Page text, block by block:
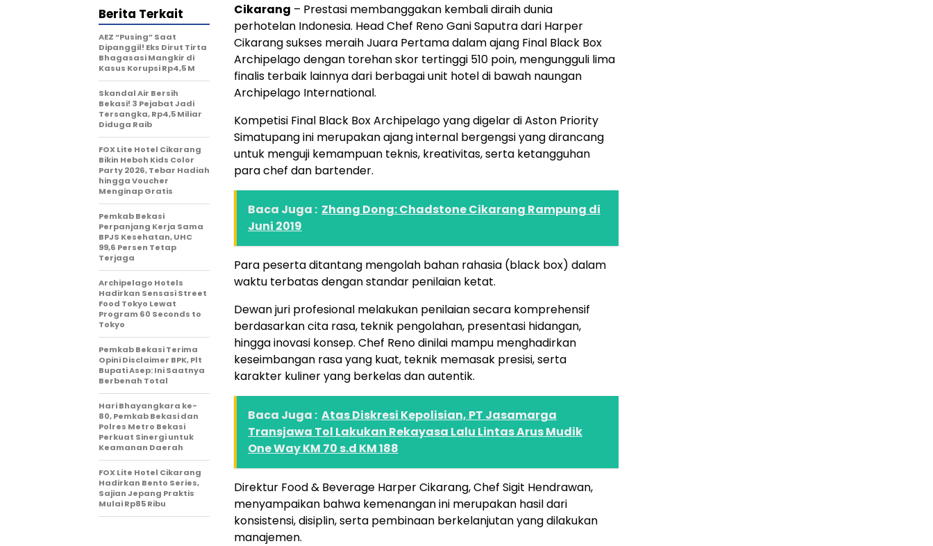
Cikarang – Prestasi membanggakan kembali diraih dunia
perhotelan Indonesia. Head Chef Reno Gani Saputra dari Harper
Cikarang sukses meraih Juara Pertama dalam ajang Final Black Box
Archipelago dengan torehan skor tertinggi 510 poin, mengungguli lima
finalis terbaik lainnya dari berbagai unit hotel di bawah naungan
Archipelago International.
Kompetisi Final Black Box Archipelago yang digelar di Aston Priority
Simatupang ini merupakan ajang internal bergengsi yang dirancang
untuk menguji kemampuan teknis, kreativitas, serta ketangguhan
para chef dan bartender.
Baca Juga : Zhang Dong: Chadstone Cikarang Rampung di
Juni 2019
Para peserta ditantang mengolah bahan rahasia (black box) dalam
waktu terbatas dengan standar penilaian ketat.
Dewan juri profesional melakukan penilaian secara komprehensif
berdasarkan cita rasa, teknik pengolahan, presentasi hidangan,
hingga inovasi konsep. Chef Reno dinilai mampu menghadirkan
keseimbangan rasa yang kuat, teknik memasak presisi, serta
karakter kuliner yang berkelas dan autentik.
Baca Juga : Atas Diskresi Kepolisian, PT Jasamarga
Transjawa Tol Lakukan Rekayasa Lalu Lintas Arus Mudik
One Way KM 70 s.d KM 188
Direktur Food & Beverage Harper Cikarang, Chef Sigit Hendrawan,
menyampaikan bahwa kemenangan ini merupakan hasil dari
konsistensi, disiplin, serta pembinaan berkelanjutan yang dilakukan
manajemen.
Berita Terkait
AEZ “Pusing” Saat
Dipanggil! Eks Dirut Tirta
Bhagasasi Mangkir di
Kasus Korupsi Rp4,5 M
Skandal Air Bersih
Bekasi! 3 Pejabat Jadi
Tersangka, Rp4,5 Miliar
Diduga Raib
FOX Lite Hotel Cikarang
Bikin Heboh Kids Color
Party 2026, Tebar Hadiah
hingga Voucher
Menginap Gratis
Pemkab Bekasi
Perpanjang Kerja Sama
BPJS Kesehatan, UHC
99,6 Persen Tetap
Terjaga
Archipelago Hotels
Hadirkan Sensasi Street
Food Tokyo Lewat
Program 60 Seconds to
Tokyo
Pemkab Bekasi Terima
Opini Disclaimer BPK, Plt
Bupati Asep: Ini Saatnya
Berbenah Total
Hari Bhayangkara ke-
80, Pemkab Bekasi dan
Polres Metro Bekasi
Perkuat Sinergi untuk
Keamanan Daerah
FOX Lite Hotel Cikarang
Hadirkan Bento Series,
Sajian Jepang Praktis
Mulai Rp85 Ribu